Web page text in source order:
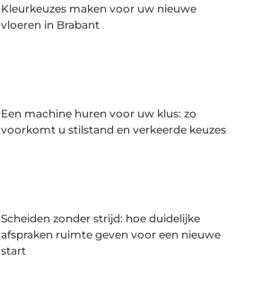
Kleurkeuzes maken voor uw nieuwe
vloeren in Brabant
Een machine huren voor uw klus: zo
voorkomt u stilstand en verkeerde keuzes
Scheiden zonder strijd: hoe duidelijke
afspraken ruimte geven voor een nieuwe
start